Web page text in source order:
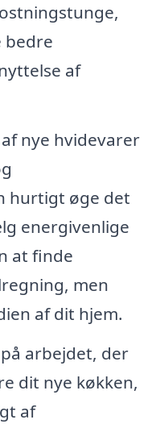
bedre
af
nye hvidevarer
hurtigt øge det
energivenlige
at finde
men
af dit hjem.
arbejdet, der
dit nye køkken,
af